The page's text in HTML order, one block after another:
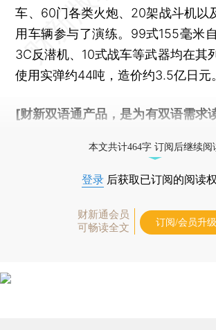
车、60门各类火炮、20架战斗机以
用车辆参与了演练。99式155毫米
3C反潜机、10式战车等武器均在其
使用实弹约44吨，造价约3.5亿日元。
[财新双语通产品，是为有双语需求
本文共计464字 订阅后继续阅
登录 后获取已订阅的阅读
财新通会员
可畅读全文
订阅/会员升级